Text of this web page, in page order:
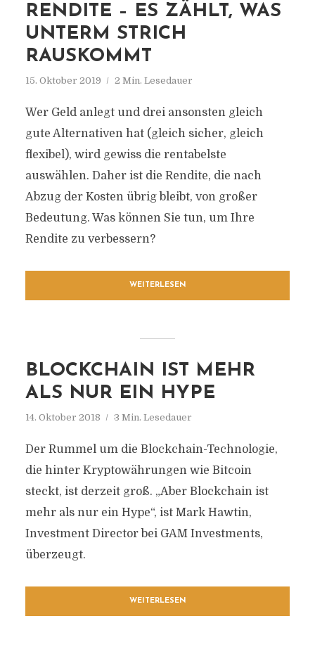
RENDITE – ES ZÄHLT, WAS
UNTERM STRICH
RAUSKOMMT
15. Oktober 2019 2 Min. Lesedauer
Wer Geld anlegt und drei ansonsten gleich
gute Alternativen hat (gleich sicher, gleich
flexibel), wird gewiss die rentabelste
auswählen. Daher ist die Rendite, die nach
Abzug der Kosten übrig bleibt, von großer
Bedeutung. Was können Sie tun, um Ihre
Rendite zu verbessern?
WEITERLESEN
BLOCKCHAIN IST MEHR
ALS NUR EIN HYPE
14. Oktober 2018 3 Min. Lesedauer
Der Rummel um die Blockchain-Technologie,
die hinter Kryptowährungen wie Bitcoin
steckt, ist derzeit groß. „Aber Blockchain ist
mehr als nur ein Hype“, ist Mark Hawtin,
Investment Director bei GAM Investments,
überzeugt.
WEITERLESEN